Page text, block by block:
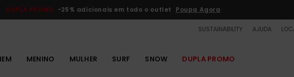
DUPLA PROMO -25% adicionais em todo o outlet Poupa Agora
SUSTAINABILITY AJUDA
MENINO MULHER SURF SNOW DUPLA PROMO